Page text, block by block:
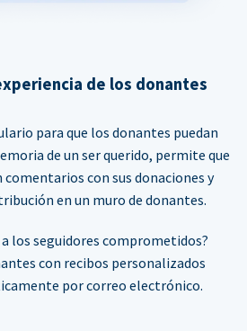
de los donantes
para que los donantes puedan
de un ser querido, permite que
comentarios con sus donaciones y
en un muro de donantes.
los seguidores comprometidos?
con recibos personalizados
por correo electrónico.